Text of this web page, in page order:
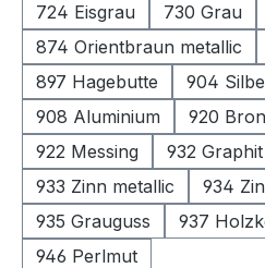
724 Eisgrau
730 Grau
874 Orientbraun metallic
897 Hagebutte
904
908 Aluminium
920
922 Messing
932
933 Zinn metallic
934
935 Grauguss
937
946 Perlmut